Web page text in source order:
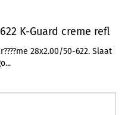
K-Guard creme refl
28x2.00/50-622. Slaat